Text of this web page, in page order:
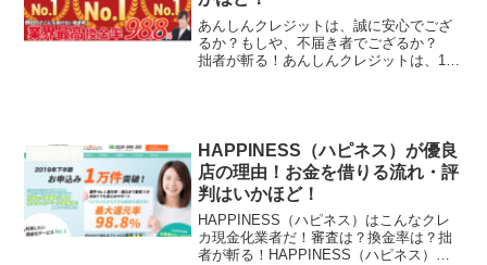
あんしんクレジットは、誠に安心でござ
るか？もしや、不届き者でござるか？
拙者が斬る！あんしんクレジットは、15
HAPPINESS（ハピネス）が優良
店の理由！お金を借りる流れ・評
判はいかほど！
HAPPINESS（ハピネス）はこんなクレ
カ現金化業者だ！審査は？換金率は？拙
者が斬る！HAPPINESS（ハピネス）